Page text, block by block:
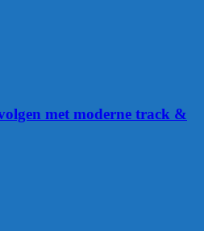
met moderne track &